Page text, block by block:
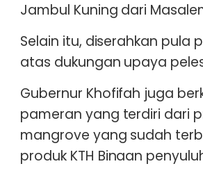
Jambul Kuning dari
Selain itu, diserahkan pula
atas dukungan upaya
Gubernur Khofifah juga
pameran yang terdiri dari
mangrove yang sudah
produk KTH Binaan